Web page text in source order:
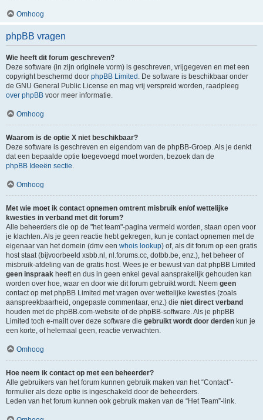
Omhoog
phpBB vragen
Wie heeft dit forum geschreven?
Deze software (in zijn originele vorm) is geschreven, vrijgegeven en met een
copyright beschermd door phpBB Limited . De software is beschikbaar onder
de GNU General Public License en mag vrij verspreid worden, raadpleeg
over phpBB voor meer informatie.
Omhoog
Waarom is de optie X niet beschikbaar?
Deze software is geschreven en eigendom van de phpBB-Groep. Als je denkt
dat een bepaalde optie toegevoegd moet worden, bezoek dan de
phpBB Ideeën sectie.
Omhoog
Met wie moet ik contact opnemen omtrent misbruik en/of wettelijke
kwesties in verband met dit forum?
Alle beheerders die op de "het team"-pagina vermeld worden, staan open voor
je klachten. Als je geen reactie hebt gekregen, kun je contact opnemen met de
eigenaar van het domein (dmv een whois lookup) of, als dit forum op een gratis
host staat (bijvoorbeeld xsbb.nl, nl.forums.cc, dotbb.be, enz.), het beheer of
misbruik-afdeling van de gratis host. Wees je er bewust van dat phpBB Limited
geen inspraak heeft en dus in geen enkel geval aansprakelijk gehouden kan
worden over hoe, waar en door wie dit forum gebruikt wordt. Neem geen
contact op met phpBB Limited met vragen over wettelijke kwesties (zoals
aanspreekbaarheid, ongepaste commentaar, enz.) die niet direct verband
houden met de phpBB.com-website of de phpBB-software. Als je phpBB
Limited toch e-mailt over deze software die gebruikt wordt door derden kun je
een korte, of helemaal geen, reactie verwachten.
Omhoog
Hoe neem ik contact op met een beheerder?
Alle gebruikers van het forum kunnen gebruik maken van het “Contact”-
formulier als deze optie is ingeschakeld door de beheerders.
Leden van het forum kunnen ook gebruik maken van de “Het Team”-link.